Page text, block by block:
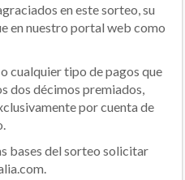
en este sorteo, su
en nuestro portal web como
cualquier tipo de pagos que
dos décimos premiados,
por cuenta de
bases del sorteo solicitar